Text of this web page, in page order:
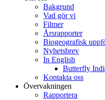
Bakgrund
Vad gör vi
Filmer
Årsrapporter
Biogeografisk
Nyhetsbrev
In English
Butterfly
Kontakta oss
Övervakningen
Rapportera